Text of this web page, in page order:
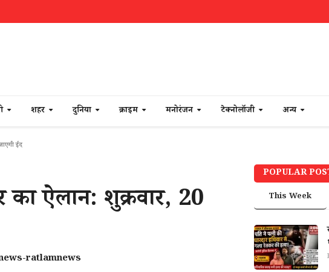
शहर दुनिया क्राइम मनोरंजन टेक्नोलॉजी अन्य
ईद
ऐलान: शुक्रवार, 20
ratlamnews
POPULAR
This Week